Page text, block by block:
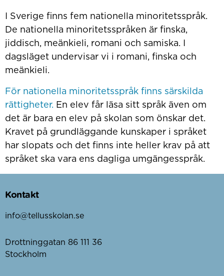
I Sverige finns fem nationella minoritetsspråk.
De nationella minoritetsspråken är finska,
jiddisch, meänkieli, romani och samiska. I
dagsläget undervisar vi i romani, finska och
meänkieli.
För nationella minoritetsspråk finns särskilda
rättigheter. En elev får läsa sitt språk även om
det är bara en elev på skolan som önskar det.
Kravet på grundläggande kunskaper i språket
har slopats och det finns inte heller krav på att
språket ska vara ens dagliga umgängesspråk.
Kontakt
info@tellusskolan.se
Drottninggatan 86 111 36
Stockholm